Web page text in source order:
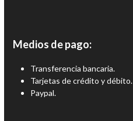
Medios de pago:
Transferencia bancaria.
Tarjetas de crédito y débito.
Paypal.